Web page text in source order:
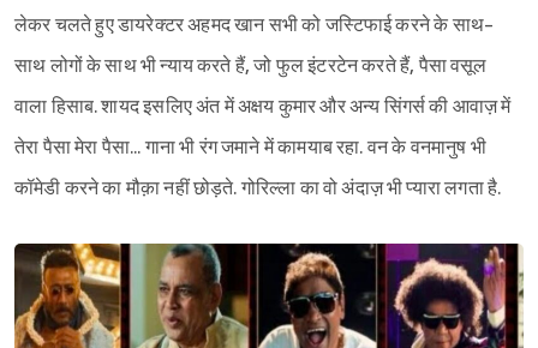
लेकर चलते हुए डायरेक्टर अहमद खान सभी को जस्टिफाई करने के साथ-
साथ लोगों के साथ भी न्याय करते हैं, जो फुल इंटरटेन करते हैं, पैसा वसूल
वाला हिसाब. शायद इसलिए अंत में अक्षय कुमार और अन्य सिंगर्स की आवाज़ में
तेरा पैसा मेरा पैसा... गाना भी रंग जमाने में कामयाब रहा. वन के वनमानुष भी
कॉमेडी करने का मौक़ा नहीं छोड़ते. गोरिल्ला का वो अंदाज़ भी प्यारा लगता है.